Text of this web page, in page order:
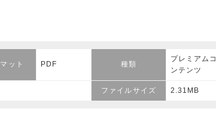
ット PDF 種類
プレミアムコ
ンテンツ
ファイルサイズ 2.31MB